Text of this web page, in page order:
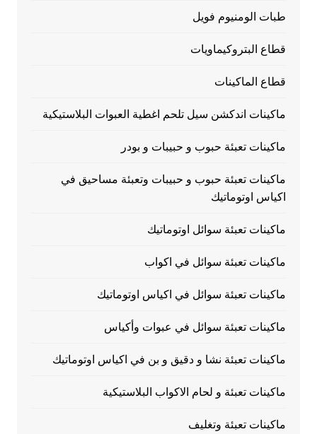
طبات الومنيوم فويل
قطاع البتروكيماويات
قطاع الماكينات
ماكينات اندكشن سيل تلحم اغطية العبوات البلاستيكية
ماكينات تعبئة حبوب و حبيبات و بودر
ماكينات تعبئة حبوب و حبيبات وتعبئة مساحيق في
اكياس اوتوماتيك
ماكينات تعبئة سوائل اوتوماتيك
ماكينات تعبئة سوائل في اكواب
ماكينات تعبئة سوائل في اكياس اوتوماتيك
ماكينات تعبئة سوائل في عبوات وأكياس
ماكينات تعبئة نشا و دقيق و بن في اكياس اوتوماتيك
ماكينات تعبئة و لحام الاكواب البلاستيكية
ماكينات تعبئة وتغليف